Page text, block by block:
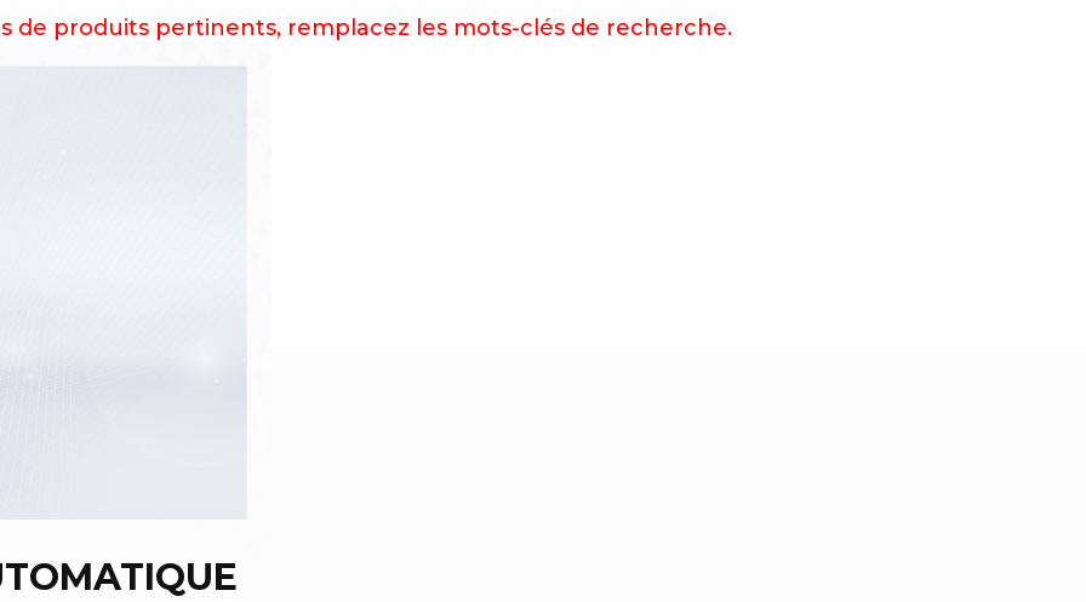
de produits pertinents, remplacez les mots-clés de recherche.